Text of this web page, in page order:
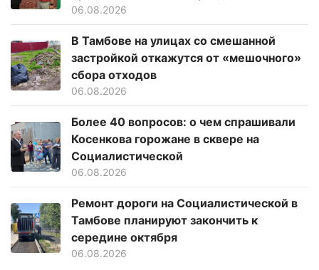
06.08.2026
В Тамбове на улицах со смешанной
застройкой откажутся от «мешочного»
сбора отходов
06.08.2026
Более 40 вопросов: о чем спрашивали
Косенкова горожане в сквере на
Социалистической
06.08.2026
Ремонт дороги на Социалистической в
Тамбове планируют закончить к
середине октября
06.08.2026